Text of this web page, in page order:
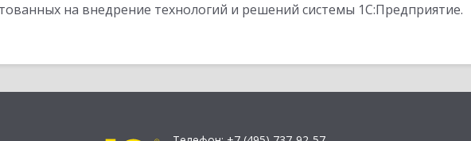
на внедрение технологий и решений системы 1С:Предприятие.